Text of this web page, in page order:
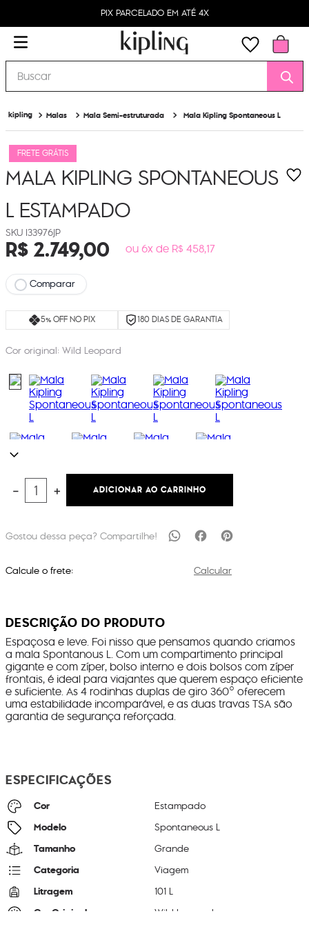
PIX PARCELADO EM ATÉ 4X
Buscar
Malas Mala Semi-estruturada Mala Kipling Spontaneous L
FRETE GRÁTIS
MALA KIPLING SPONTANEOUS
LESTAMPADO
I33976JP
R$2.749,00 ou 6x de R$ 458,17
Comparar
5% OFF NO PIX 180 DIAS DE GARANTIA
Cor original: Wild Leopard
＋
－ ADICIONAR AO CARRINHO
Calcule o frete: Calcular
DESCRIÇÃO DO PRODUTO
Espaçosa e leve. Foi nisso que pensamos quando criamos
a mala Spontanous L. Com um compartimento principal
gigante e com zíper, bolso interno e dois bolsos com zíper
frontais, é ideal para viajantes que querem espaço eficiente
e suficiente. As 4 rodinhas duplas de giro 360° oferecem
uma estabilidade incomparável, e as duas travas TSA são
garantia de segurança reforçada.
ESPECIFICAÇÕES
Cor Estampado
Modelo Spontaneous L
Tamanho Grande
Categoria Viagem
Litragem 101 L
Cor Original Wild Leopard